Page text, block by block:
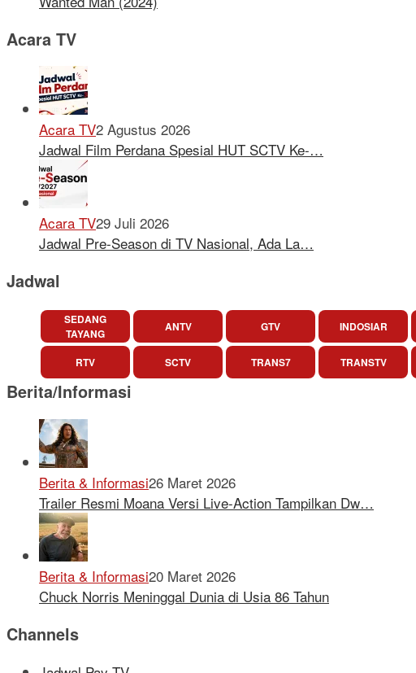
Acara TV
Acara TV2 Agustus 2026
Jadwal Film Perdana Spesial HUT SCTV Ke-…
Acara TV29 Juli 2026
Jadwal Pre-Season di TV Nasional, Ada La…
Jadwal
SEDANG
TAYANG
ANTV GTV INDOSIAR
RTV SCTV TRANS7 TRANSTV
Berita/Informasi
Berita & Informasi26 Maret 2026
Trailer Resmi Moana Versi Live-Action Tampilkan Dw…
Berita & Informasi20 Maret 2026
Chuck Norris Meninggal Dunia di Usia 86 Tahun
Channels